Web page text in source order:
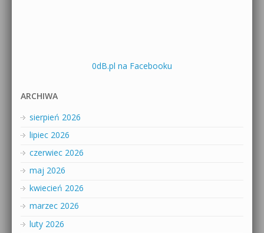
0dB.pl na Facebooku
ARCHIWA
sierpień 2026
lipiec 2026
czerwiec 2026
maj 2026
kwiecień 2026
marzec 2026
luty 2026